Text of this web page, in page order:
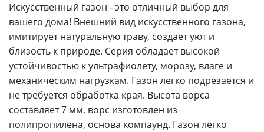
Искусственный газон - это отличный выбор для
вашего дома! Внешний вид искусственного газона,
имитирует натуральную траву, создает уют и
близость к природе. Серия обладает высокой
устойчивостью к ультрафиолету, морозу, влаге и
механическим нагрузкам. Газон легко подрезается и
не требуется обработка края. Высота ворса
составляет 7 мм, ворс изготовлен из
полипропилена, основа компаунд. Газон легко
E-mail
Комментарий